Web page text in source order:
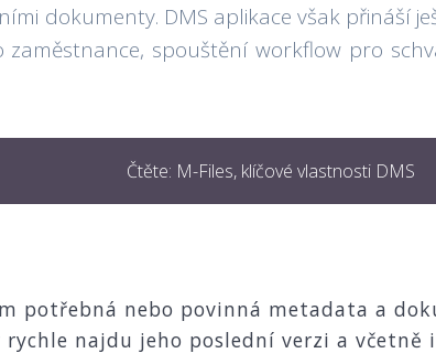
dokumenty. DMS aplikace však přináší
spouštění workflow pro
Čtěte: M-Files, klíčové vlastnosti DMS
potřebná nebo povinná metadata a
najdu jeho poslední verzi a